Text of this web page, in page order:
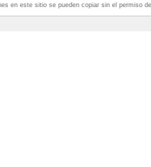
en este sitio se pueden copiar sin el permiso